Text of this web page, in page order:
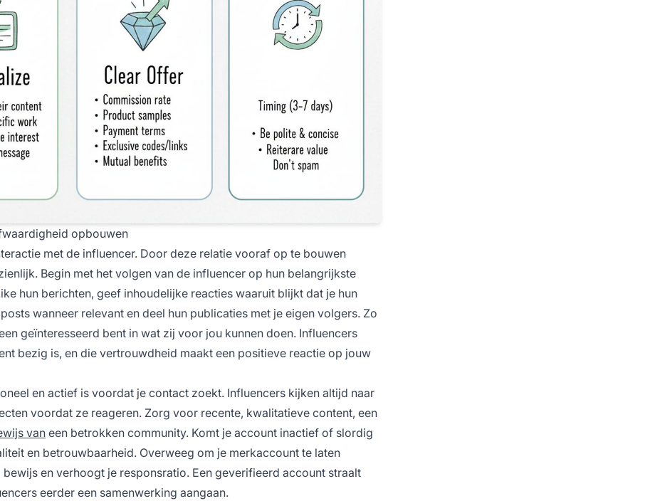
opbouwen
met de influencer. Door deze relatie vooraf op te bouwen
Begin met het volgen van de influencer op hun belangrijkste
hun berichten, geef inhoudelijke reacties waaruit blijkt dat je hun
wanneer relevant en deel hun publicaties met je eigen volgers. Zo
geïnteresseerd bent in wat zij voor jou kunnen doen. Influencers
bezig is, en die vertrouwdheid maakt een positieve reactie op jouw
en actief is voordat je contact zoekt. Influencers kijken altijd naar
voordat ze reageren. Zorg voor recente, kwalitatieve content, een
van een betrokken community. Komt je account inactief of slordig
en betrouwbaarheid. Overweeg om je merkaccount te laten
en verhoogt je responsratio. Een geverifieerd account straalt
eerder een samenwerking aangaan.